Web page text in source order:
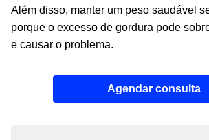
Além disso, manter um peso saudável
porque o excesso de gordura pode
e causar o problema.
Agendar consulta